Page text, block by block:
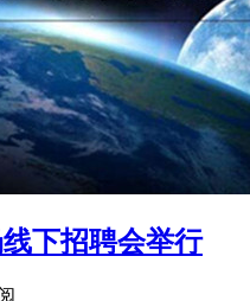
线下招聘会举行